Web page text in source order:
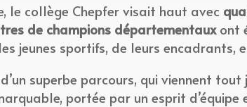
le collège Chepfer visait haut avec
de champions départementauxont
jeunes sportifs, de leurs encadrants,
superbe parcours, qui viennent
portée par un esprit d’équipe